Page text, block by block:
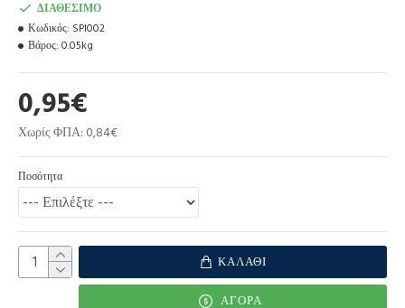
0,95€
Χωρίς ΦΠΑ: 0,84€
ΔΙΑΘΈΣΙΜΟ
Κωδικός: SPI002
Βάρος: 0.05kg
Ποσότητα
ΚΑΛΆΘΙ
ΑΓΟΡΆ